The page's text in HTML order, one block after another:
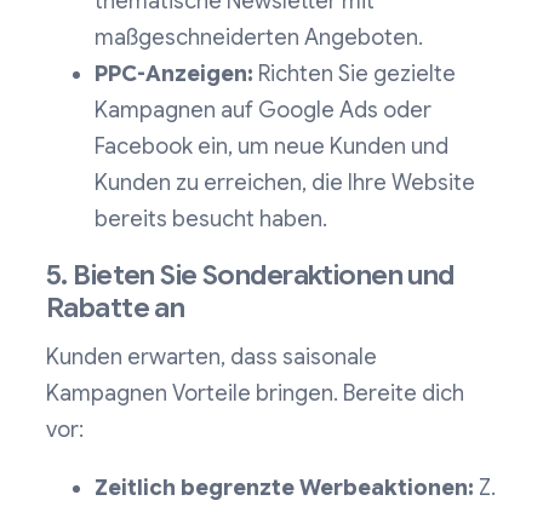
maßgeschneiderten Angeboten.
PPC-Anzeigen: Richten Sie gezielte
Kampagnen auf Google Ads oder
Facebook ein, um neue Kunden und
Kunden zu erreichen, die Ihre Website
bereits besucht haben.
5. Bieten Sie Sonderaktionen und
Rabatte an
Kunden erwarten, dass saisonale
Kampagnen Vorteile bringen. Bereite dich
vor:
Zeitlich begrenzte Werbeaktionen: Z.